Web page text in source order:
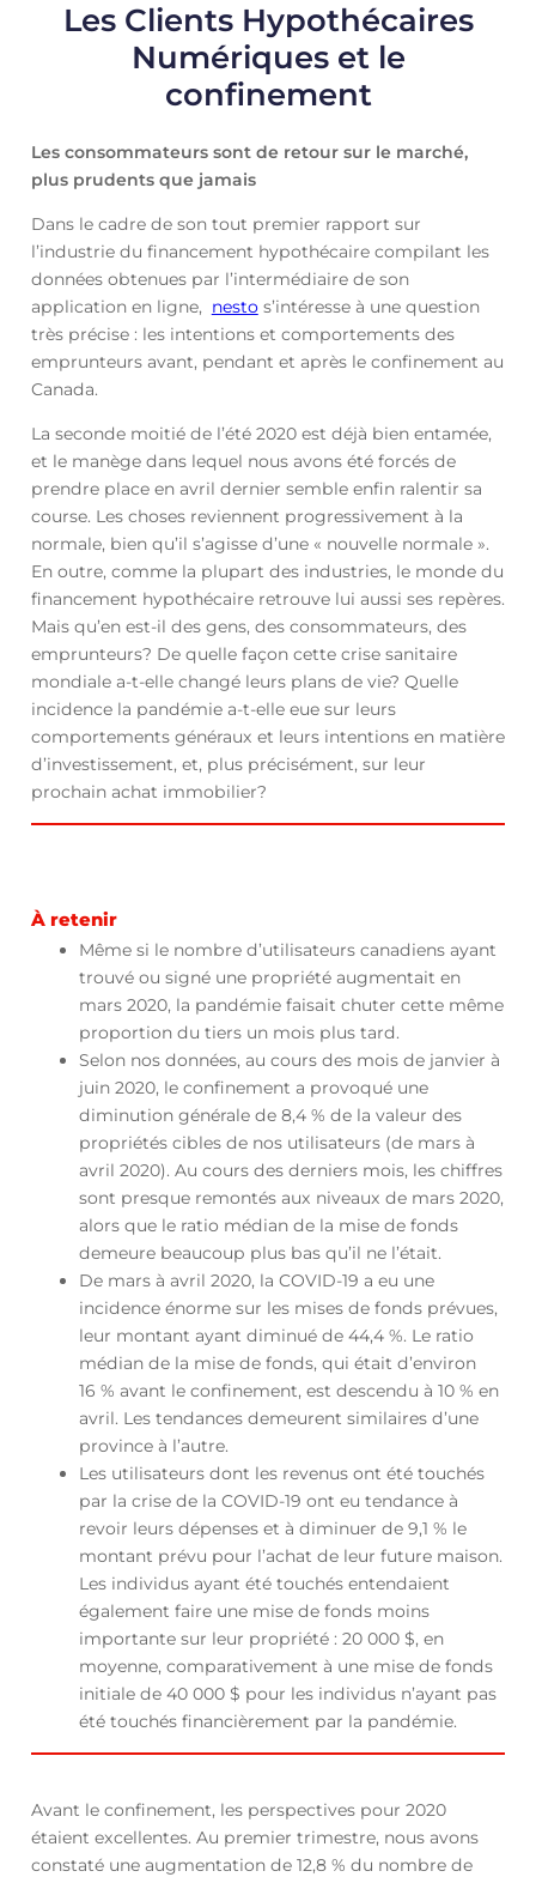
Les Clients Hypothécaires
Numériques et le
confinement
Les consommateurs sont de retour sur le marché,
plus prudents que jamais
Dans le cadre de son tout premier rapport sur
l’industrie du financement hypothécaire compilant les
données obtenues par l’intermédiaire de son
application en ligne, nestos’intéresse à une question
très précise : les intentions et comportements des
emprunteurs avant, pendant et après le confinement au
Canada.
La seconde moitié de l’été 2020 est déjà bien entamée,
et le manège dans lequel nous avons été forcés de
prendre place en avril dernier semble enfin ralentir sa
course. Les choses reviennent progressivement à la
normale, bien qu’il s’agisse d’une « nouvelle normale ».
En outre, comme la plupart des industries, le monde du
financement hypothécaire retrouve lui aussi ses repères.
Mais qu’en est-il des gens, des consommateurs, des
emprunteurs? De quelle façon cette crise sanitaire
mondiale a-t-elle changé leurs plans de vie? Quelle
incidence la pandémie a-t-elle eue sur leurs
comportements généraux et leurs intentions en matière
d’investissement, et, plus précisément, sur leur
prochain achat immobilier?
À retenir
Même si le nombre d’utilisateurs canadiens ayant
trouvé ou signé une propriété augmentait en
mars 2020, la pandémie faisait chuter cette même
proportion du tiers un mois plus tard.
Selon nos données, au cours des mois de janvier à
juin 2020, le confinement a provoqué une
diminution générale de 8,4 % de la valeur des
propriétés cibles de nos utilisateurs (de mars à
avril 2020). Au cours des derniers mois, les chiffres
sont presque remontés aux niveaux de mars 2020,
alors que le ratio médian de la mise de fonds
demeure beaucoup plus bas qu’il ne l’était.
De mars à avril 2020, la COVID-19 a eu une
incidence énorme sur les mises de fonds prévues,
leur montant ayant diminué de 44,4 %. Le ratio
médian de la mise de fonds, qui était d’environ
16 % avant le confinement, est descendu à 10 % en
avril. Les tendances demeurent similaires d’une
province à l’autre.
Les utilisateurs dont les revenus ont été touchés
par la crise de la COVID-19 ont eu tendance à
revoir leurs dépenses et à diminuer de 9,1 % le
montant prévu pour l’achat de leur future maison.
Les individus ayant été touchés entendaient
également faire une mise de fonds moins
importante sur leur propriété : 20 000 $, en
moyenne, comparativement à une mise de fonds
initiale de 40 000 $ pour les individus n’ayant pas
été touchés financièrement par la pandémie.
Avant le confinement, les perspectives pour 2020
étaient excellentes. Au premier trimestre, nous avons
constaté une augmentation de 12,8 % du nombre de